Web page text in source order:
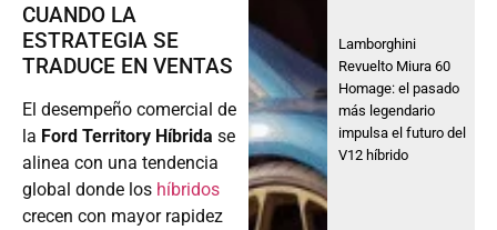
CUANDO LA
ESTRATEGIA SE
TRADUCE EN VENTAS
El desempeño comercial de
la Ford Territory Híbrida se
alinea con una tendencia
global donde los híbridos
crecen con mayor rapidez
Lamborghini
Revuelto Miura 60
Homage: el pasado
más legendario
impulsa el futuro del
V12 híbrido